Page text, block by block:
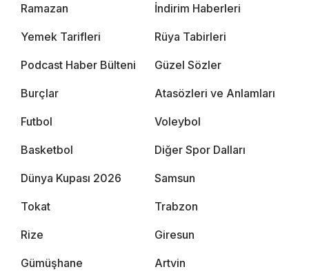
Ramazan İndirim Haberleri
Yemek Tarifleri Rüya Tabirleri
Podcast Haber Bülteni Güzel Sözler
Burçlar Atasözleri ve Anlamları
Futbol Voleybol
Basketbol Diğer Spor Dalları
Dünya Kupası 2026 Samsun
Tokat Trabzon
Rize Giresun
Gümüşhane Artvin